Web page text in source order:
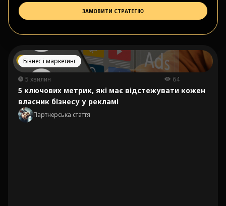
Бізнес і маркетинг
5 хвилин 64
5 ключових метрик, які має відстежувати кожен
власник бізнесу у рекламі
Партнерська стаття
ЗАМОВИТИ СТРАТЕГІЮ